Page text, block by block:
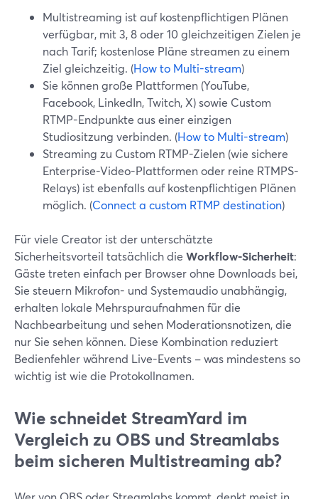
Multistreaming ist auf kostenpflichtigen Plänen
verfügbar, mit 3, 8 oder 10 gleichzeitigen Zielen je
nach Tarif; kostenlose Pläne streamen zu einem
Ziel gleichzeitig. (How to Multi-stream)
Sie können große Plattformen (YouTube,
Facebook, LinkedIn, Twitch, X) sowie Custom
RTMP-Endpunkte aus einer einzigen
Studiositzung verbinden. (How to Multi-stream)
Streaming zu Custom RTMP-Zielen (wie sichere
Enterprise-Video-Plattformen oder reine RTMPS-
Relays) ist ebenfalls auf kostenpflichtigen Plänen
möglich. (Connect a custom RTMP destination)
Für viele Creator ist der unterschätzte
Sicherheitsvorteil tatsächlich die Workflow-Sicherheit:
Gäste treten einfach per Browser ohne Downloads bei,
Sie steuern Mikrofon- und Systemaudio unabhängig,
erhalten lokale Mehrspuraufnahmen für die
Nachbearbeitung und sehen Moderationsnotizen, die
nur Sie sehen können. Diese Kombination reduziert
Bedienfehler während Live-Events – was mindestens so
wichtig ist wie die Protokollnamen.
Wie schneidet StreamYard im
Vergleich zu OBS und Streamlabs
beim sicheren Multistreaming ab?